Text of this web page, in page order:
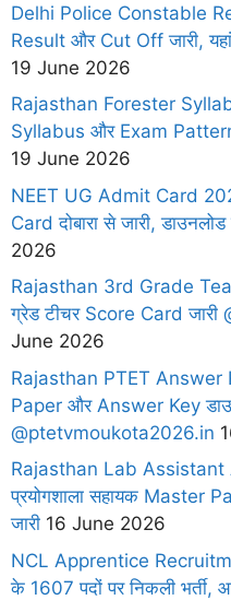
Delhi Police Constable
Result और Cut Off जारी,
19 June 2026
Rajasthan Forester
Syllabus और Exam
19 June 2026
NEET UG Admit Card
Card दोबारा से जारी,
2026
Rajasthan 3rd Grade
ग्रेड टीचर Score Card
June 2026
Rajasthan PTET Answer
Paper और Answer Key
@ptetvmoukota2026.in
Rajasthan Lab Assistant
प्रयोगशाला सहायक Master
जारी 16 June 2026
NCL Apprentice
के 1607 पदों पर निकली